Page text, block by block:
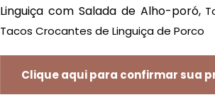
Linguiça com Salada de Alho-poró,
Tacos Crocantes de Linguiça de Porco
Clique aqui para confirmar sua